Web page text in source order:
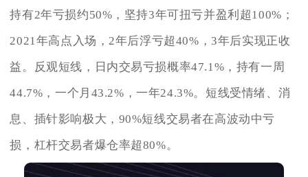
持有2年亏损约50%，坚持3年可扭亏并盈利超100%；
2021年高点入场，2年后浮亏超40%，3年后实现正收
益。反观短线，日内交易亏损概率47.1%，持有一周
44.7%，一个月43.2%，一年24.3%。短线受情绪、消
息、插针影响极大，90%短线交易者在高波动中亏
损，杠杆交易者爆仓率超80%。